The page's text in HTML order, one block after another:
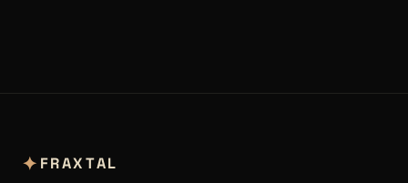
✦ FRAXTAL